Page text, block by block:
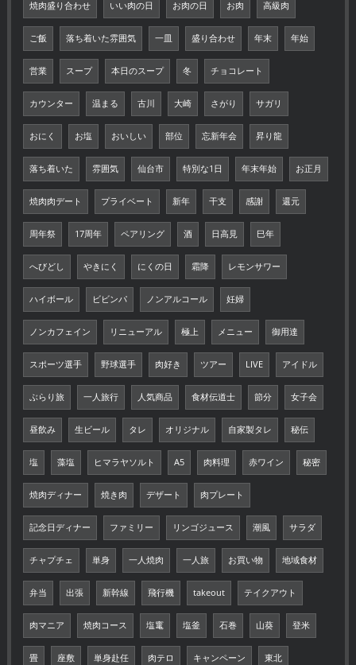
焼肉盛り合わせ いい肉の日 お肉の日 お肉 高級肉
ご飯 落ち着いた雰囲気 一皿 盛り合わせ 年末 年始
営業 スープ 本日のスープ 冬 チョコレート
カウンター 温まる 古川 大崎 さがり サガリ
おにく お塩 おいしい 部位 忘新年会 昇り龍
落ち着いた 雰囲気 仙台市 特別な1日 年末年始 お正月
焼肉肉デート プライベート 新年 干支 感謝 還元
周年祭 17周年 ペアリング 酒 日高見 巳年
へびどし やきにく にくの日 霜降 レモンサワー
ハイボール ビビンパ ノンアルコール 妊婦
ノンカフェイン リニューアル 極上 メニュー 御用達
スポーツ選手 野球選手 肉好き ツアー LIVE アイドル
ぶらり旅 一人旅行 人気商品 食材伝道士 節分 女子会
昼飲み 生ビール タレ オリジナル 自家製タレ 秘伝
塩 藻塩 ヒマラヤソルト A5 肉料理 赤ワイン 秘密
焼肉ディナー 焼き肉 デザート 肉プレート
記念日ディナー ファミリー リンゴジュース 潮風 サラダ
チャプチェ 単身 一人焼肉 一人旅 お買い物 地域食材
弁当 出張 新幹線 飛行機 takeout テイクアウト
肉マニア 焼肉コース 塩竃 塩釜 石巻 山葵 登米
畳 座敷 単身赴任 肉テロ キャンペーン 東北